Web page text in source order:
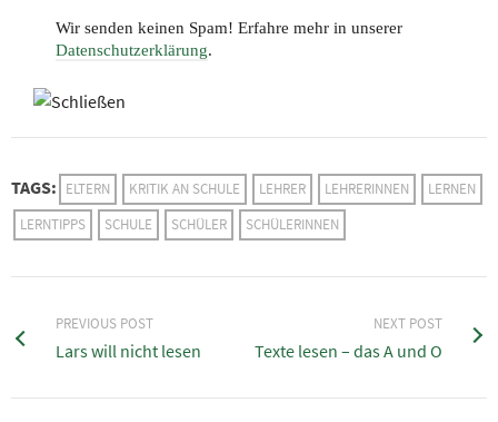
Wir senden keinen Spam! Erfahre mehr in unserer
Datenschutzerklärung.
TAGS: ELTERN KRITIK AN SCHULE LEHRER LEHRERINNEN
LERNEN
LERNTIPPS
SCHULE SCHÜLER SCHÜLERINNEN
PREVIOUS POST
Lars will nicht lesen
NEXT POST
Texte lesen – das A und O